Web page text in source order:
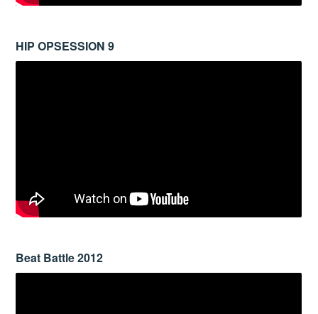
HIP OPSESSION 9
Beat Battle 2012